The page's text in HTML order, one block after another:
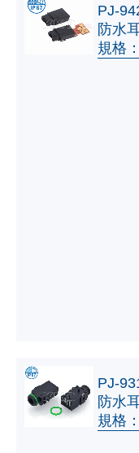
PJ-
防水
規格
PJ-
防水
規格